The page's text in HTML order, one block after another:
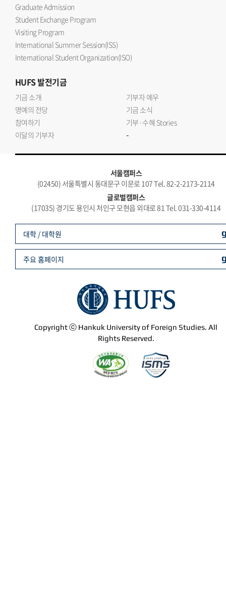
Graduate Admission
Student Exchange Program
Visiting Program
International Summer Session(ISS)
International Student Organization(ISO)
HUFS발전기금
기금 소개
기부자 예우
명예의 전당
기금 소식
참여하기
기부·수혜 Stories
이달의 기부자
-
서울캠퍼스
(02450) 서울특별시 동대문구 이문로 107 Tel. 82-2-2173-2114
글로벌캠퍼스
(17035) 경기도 용인시 처인구 모현읍 외대로 81 Tel. 031-330-4114
Copyright ⓒ Hankuk University of Foreign Studies. All
Rights Reserved.
대학 / 대학원
주요 홈페이지